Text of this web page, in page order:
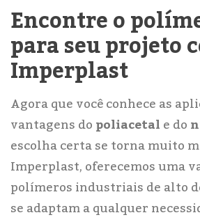
Encontre o
para seu projeto
Imperplast
Agora que você conhece as
vantagens dopoliacetale do
escolha certa se torna muito
Imperplast, oferecemos uma
polímeros industriais de alto
se adaptam a qualquer